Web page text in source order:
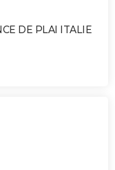
DE PLAI ITALIE